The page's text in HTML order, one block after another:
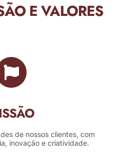
E VALORES
de nossos clientes, com
inovação e criatividade.